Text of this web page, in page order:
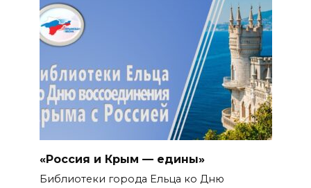
«Россия и Крым — едины»
Библиотеки города Ельца ко Дню